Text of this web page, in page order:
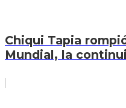
Chiqui Tapia
Mundial, la